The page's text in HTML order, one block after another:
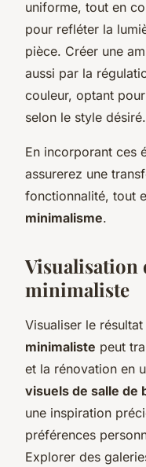
uniforme, tout en
pour refléter la
pièce. Créer une
aussi par la
couleur, optant
selon le style désiré.
En incorporant ces
assurerez une
fonctionnalité, tout
minimalisme.
Visualisation
minimaliste
Visualiser le
minimaliste peut
et la rénovation en
visuels de salle de
une inspiration
préférences
Explorer des